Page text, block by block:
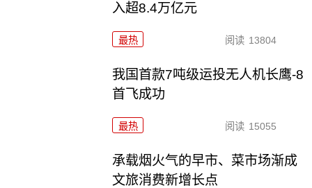
入超8.4万亿元
最热 阅读 13804
我国首款7吨级运投无人机长鹰-8
首飞成功
最热 阅读 15055
承载烟火气的早市、菜市场渐成
文旅消费新增长点